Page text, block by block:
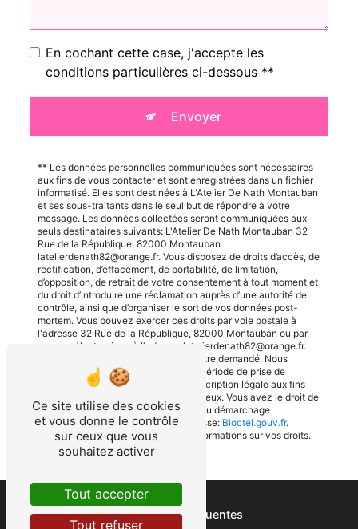
En cochant cette case, j'accepte les
conditions particulières ci-dessous **
Envoyer
** Les données personnelles communiquées sont nécessaires
aux fins de vous contacter et sont enregistrées dans un fichier
informatisé. Elles sont destinées à L'Atelier De Nath Montauban
et ses sous-traitants dans le seul but de répondre à votre
message. Les données collectées seront communiquées aux
seuls destinataires suivants: L'Atelier De Nath Montauban 32
Rue de la République, 82000 Montauban
latelierdenath82@orange.fr. Vous disposez de droits d’accès, de
rectification, d’effacement, de portabilité, de limitation,
d’opposition, de retrait de votre consentement à tout moment et
du droit d’introduire une réclamation auprès d’une autorité de
contrôle, ainsi que d’organiser le sort de vos données post-
mortem. Vous pouvez exercer ces droits par voie postale à
l'adresse 32 Rue de la République, 82000 Montauban ou par
courrier électronique à l'adresse latelierdenath82@orange.fr.
Un justificatif d'identité pourra vous être demandé. Nous
conservons vos données pendant la période de prise de
contact puis pendant la durée de prescription légale aux fins
probatoires et de gestion des contentieux. Vous avez le droit de
vous inscrire sur la liste d'opposition au démarchage
téléphonique, disponible à cette adresse: Bloctel.gouv.fr.
Consultez le site cnil.fr pour plus d’informations sur vos droits.
Recherches fréquentes
Ce site utilise des cookies
et vous donne le contrôle
sur ceux que vous
souhaitez activer
Tout accepter
Tout refuser